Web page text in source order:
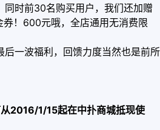
同时前30名购买用户，我们还加赠
！600元哦，全店通用无消费限
后一波福利，回馈力度当然也是前所
2016/1/15起在中扑商城抵现使